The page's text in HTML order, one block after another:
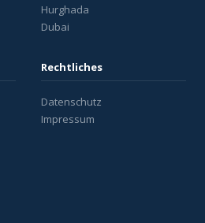
Hurghada
Dubai
Rechtliches
Datenschutz
Impressum